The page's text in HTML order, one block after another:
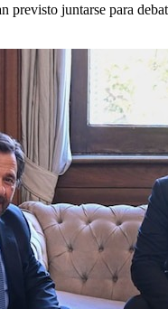
previsto juntarse para